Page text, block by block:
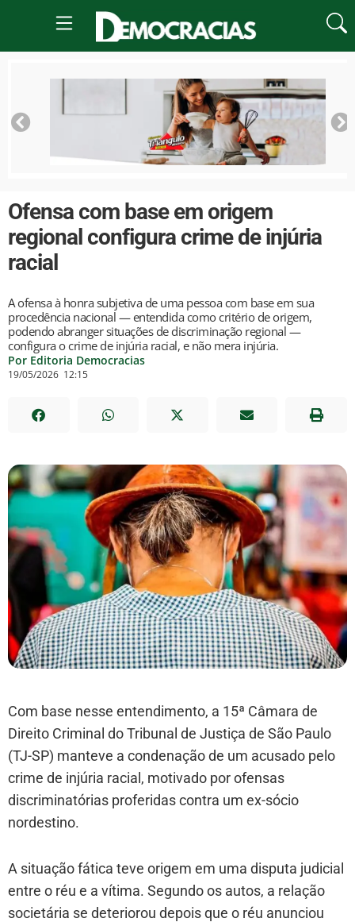
Ofensa com base em origem
regional configura crime de injúria
racial
A ofensa à honra subjetiva de uma pessoa com base em sua
procedência nacional — entendida como critério de origem,
podendo abranger situações de discriminação regional —
configura o crime de injúria racial, e não mera injúria.
Por Editoria Democracias
19/05/2026 12:15
Com base nesse entendimento, a 15ª Câmara de
Direito Criminal do Tribunal de Justiça de São Paulo
(TJ-SP) manteve a condenação de um acusado pelo
crime de injúria racial, motivado por ofensas
discriminatórias proferidas contra um ex-sócio
nordestino.
A situação fática teve origem em uma disputa judicial
entre o réu e a vítima. Segundo os autos, a relação
societária se deteriorou depois que o réu anunciou